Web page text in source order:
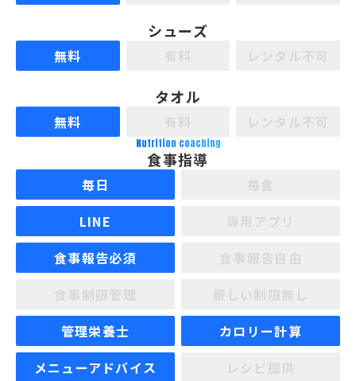
シューズ
無料
タオル
無料
Nutrition coaching
食事指導
毎日
LINE
食事報告必須
管理栄養士
カロリー計算
メニューアドバイス